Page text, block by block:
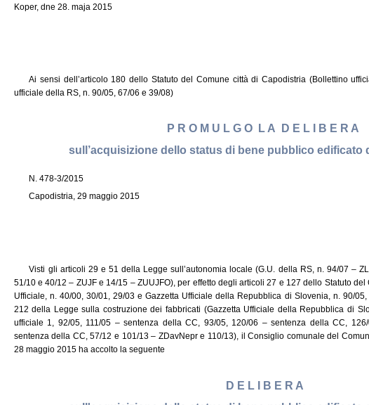
Koper, dne 28. maja 2015
Ai sensi dell’articolo 180 dello Statuto del Comune città di Capodistria (Bollettino
ufficiale della RS, n. 90/05, 67/06 e 39/08)
P R O M U L G O L A D E L I B E R A
sull’acquisizione dello status di bene pubblico edificato
N. 478-3/2015
Capodistria, 29 maggio 2015
Visti gli articoli 29 e 51 della Legge sull’autonomia locale (G.U. della RS, n. 94/07 –
51/10 e 40/12 – ZUJF e 14/15 – ZUUJFO), per effetto degli articoli 27 e 127 dello Statuto
Ufficiale, n. 40/00, 30/01, 29/03 e Gazzetta Ufficiale della Repubblica di Slovenia, n. 90/
212 della Legge sulla costruzione dei fabbricati (Gazzetta Ufficiale della Repubblica di
ufficiale 1, 92/05, 111/05 – sentenza della CC, 93/05, 120/06 – sentenza della CC,
sentenza della CC, 57/12 e 101/13 – ZDavNepr e 110/13), il Consiglio comunale del
28 maggio 2015 ha accolto la seguente
D E L I B E R A